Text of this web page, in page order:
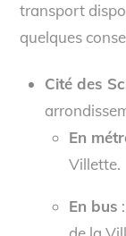
transport
quelques
Cité des
En
Villette.
En bus